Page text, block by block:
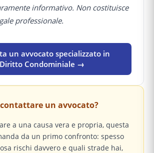
informativo. Non costituisce
professionale.
un avvocato specializzato in
Diritto Condominiale →
un avvocato?
a una causa vera e propria, questa
da un primo confronto: spesso
rischi davvero e quali strade hai,